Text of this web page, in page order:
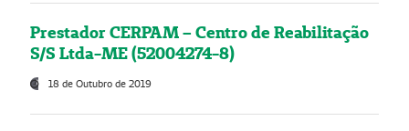
Prestador CERPAM – Centro de Reabilitação
S/S Ltda-ME (52004274-8)
18 de Outubro de 2019